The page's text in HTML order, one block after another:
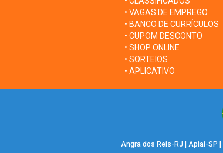
• VAGAS DE EMPREGO
• BANCO DE CURRÍCULOS
• CUPOM DESCONTO
• SHOP ONLINE
• SORTEIOS
• APLICATIVO
Angra dos Reis-RJ | Apiaí-SP |